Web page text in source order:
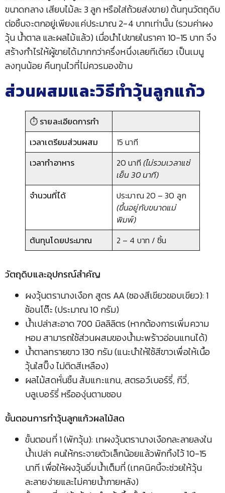
ขนาดกลาง เสียบไม้ละ 3 ลูก หรือใส่ถ้วยส่งขาย) ต้นทุนวัตถุดิบ
ต่อชิ้นจะตกอยู่เพียงแค่ประมาณ 2-4 บาทเท่านั้น (รวมค่าผง
วุ้น น้ำตาล และผลไม้แล้ว) เมื่อนำไปขายในราคา 10-15 บาท จึง
สร้างกำไรให้ผู้ขายได้มากกว่าครึ่งหนึ่งเลยทีเดียว เป็นเมนู
ลงทุนน้อย คืนทุนไวที่ไม่ควรมองข้าม
ส่วนผสมและวิธีทำวุ้นลูกแก้ว
⏱️ รายละเอียดการทำ
เวลาเตรียมส่วนผสม
15 นาที
เวลาทำอาหาร
20 นาที (ไม่รวมเวลาแช่
เย็น 30 นาที)
จำนวนที่ได้
ประมาณ 20 – 30 ลูก
(ขึ้นอยู่กับขนาดแม่
พิมพ์)
ต้นทุนโดยประมาณ
2 – 4 บาท / ชิ้น
วัตถุดิบและอุปกรณ์สำคัญ
ผงวุ้นตรานางเงือก สูตร AA (ซองสีเขียวขอบเขียว): 1
ช้อนโต๊ะ (ประมาณ 10 กรัม)
น้ำเปล่าสะอาด 700 มิลลิลิตร (หากต้องการเพิ่มความ
หอม สามารถใช้ส่วนผสมของน้ำมะพร้าวอ่อนแทนได้)
น้ำตาลทรายขาว 130 กรัม (แนะนำให้ใช้สีขาวเพื่อให้เนื้อ
วุ้นใสปิ๊ง ไม่ติดสีเหลือง)
ผลไม้สดหั่นชิ้น ส้มแกะแกน, สตรอว์เบอร์รี่, กีวี่,
บลูเบอร์รี่ หรือองุ่นตามชอบ
ขั้นตอนการทำวุ้นลูกแก้วผลไม้สด
ขั้นตอนที่ 1 (พักวุ้น): เทผงวุ้นตรานางเงือกละลายลงใน
น้ำเปล่า คนให้กระจายตัวเล็กน้อยแล้วพักทิ้งไว้ 10-15
นาที เพื่อให้ผงวุ้นอิ่มน้ำเต็มที่ (เทคนิคนี้จะช่วยให้วุ้น
ละลายง่ายและไม่คายน้ำภายหลัง)